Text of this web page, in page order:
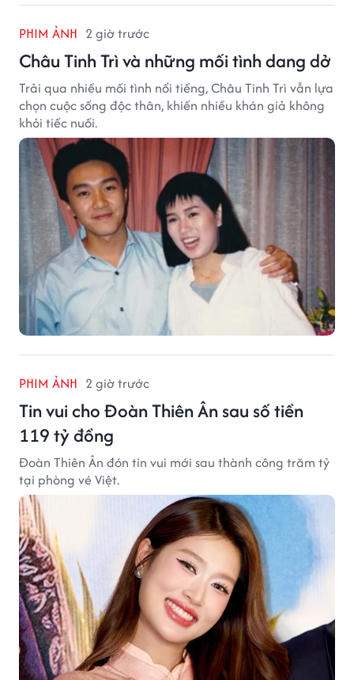
PHIM ẢNH 2 giờ trước
Châu Tinh Trì và những mối tình dang dở
Trải qua nhiều mối tình nổi tiếng, Châu Tinh Trì vẫn lựa
chọn cuộc sống độc thân, khiến nhiều khán giả không
khỏi tiếc nuối.
PHIM ẢNH 2 giờ trước
Tin vui cho Đoàn Thiên Ân sau số tiền
119 tỷ đồng
Đoàn Thiên Ân đón tin vui mới sau thành công trăm tỷ
tại phòng vé Việt.